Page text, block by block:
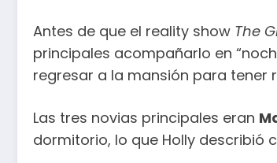
Antes de que el reality show The
principales acompañarlo en
regresar a la mansión para tener
Las tres novias principales eran
dormitorio, lo que Holly describió